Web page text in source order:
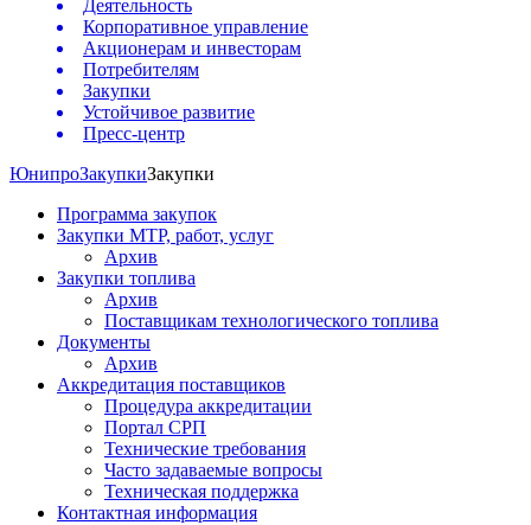
Деятельность
Корпоративное управление
Акционерам и инвесторам
Потребителям
Закупки
Устойчивое развитие
Пресс-центр
ЮнипроЗакупкиЗакупки
Программа закупок
Закупки МТР, работ, услуг
Архив
Закупки топлива
Архив
Поставщикам технологического топлива
Документы
Архив
Аккредитация поставщиков
Процедура аккредитации
Портал СРП
Технические требования
Часто задаваемые вопросы
Техническая поддержка
Контактная информация